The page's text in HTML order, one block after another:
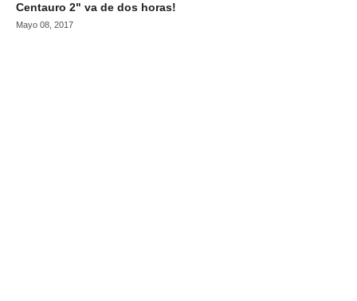
Centauro 2" va de dos horas!
Mayo 08, 2017